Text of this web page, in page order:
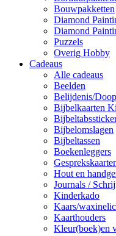
Bouwpakketten
Diamond
Diamond
Puzzels
Overig Hobby
Cadeaus
Alle cadeaus
Beelden
Belijdenis/Doop
Bijbelkaarten
Bijbelomslagen
Bijbeltassen
Boekenleggers
Hout en
Journals /
Kinderkado
Kaars/
Kaarthouders
Kleur(boek)en